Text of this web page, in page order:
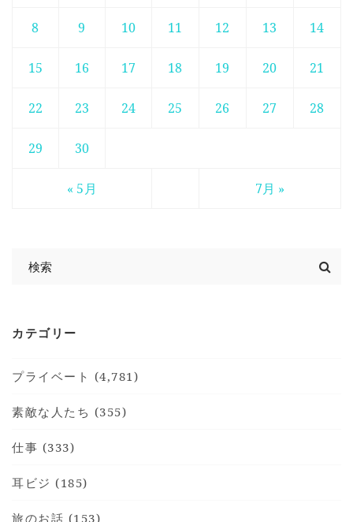
HOME
« 5月 7月 »
8 9 10 11 12 13 14
15 16 17 18 19 20 21
22 23 24 25 26 27 28
29 30
カテゴリー
プライベート (4,781)
素敵な人たち (355)
仕事 (333)
耳ビジ (185)
旅のお話 (153)